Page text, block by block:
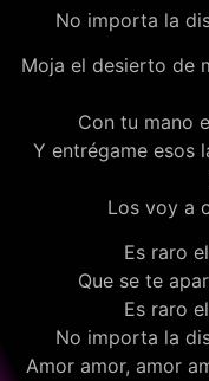
No importa la
Moja el desierto de
Con tu mano
Y entrégame esos
Los voy a
Es raro
Que se te
Es raro
No importa la
Amor amor, amor